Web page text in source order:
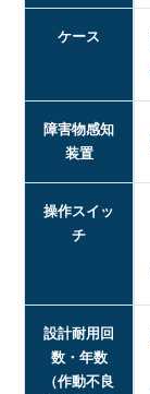
ケース
障害物感知
装置
操作スイッ
チ
設計耐用回
数・年数
（作動不良